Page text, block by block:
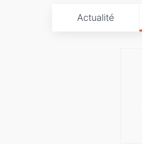
Actualité